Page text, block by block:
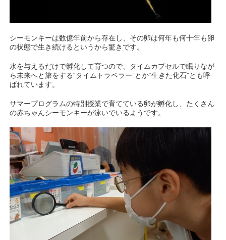
シーモンキーは数億年前から存在し、その卵は何年も何十年も卵
の状態で生き続けるというから驚きです。
水を与えるだけで孵化して育つので、タイムカプセルで眠りなが
ら未来へと旅をする“タイムトラベラー”とか“生きた化石”とも呼
ばれています。
サマープログラムの特別授業で育てている卵が孵化し、たくさん
の赤ちゃんシーモンキーが泳いでいるようです。